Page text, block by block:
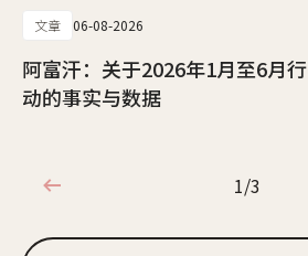
文章 06-08-2026
阿富汗：关于2026年1月至6月行
动的事实与数据
1/3
1/3